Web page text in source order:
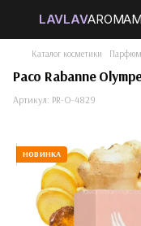
Каталог косметики
Paco Rabanne
Артикул: PR-O-4829
НОВИНКА